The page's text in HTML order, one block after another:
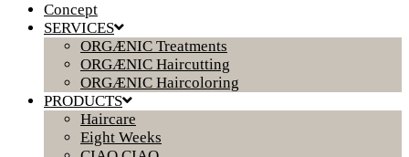
Concept
SERVICES
ORGÆNIC Treatments
ORGÆNIC Haircutting
ORGÆNIC Haircoloring
PRODUCTS
Haircare
Eight Weeks